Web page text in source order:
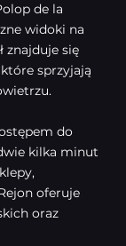
de la
widoki na
znajduje się
sprzyjają
do
kilka minut
oferuje
oraz